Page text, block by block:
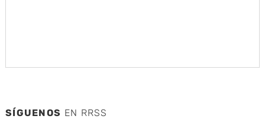
SÍGUENOS EN RRSS